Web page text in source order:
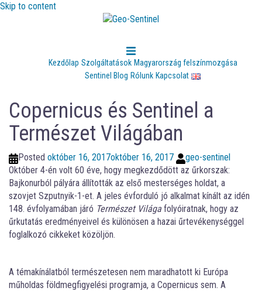
Skip to content
Kezdőlap Szolgáltatások Magyarország felszínmozgása
Sentinel Blog Rólunk Kapcsolat
Copernicus és Sentinel a
Természet Világában
Posted október 16, 2017október 16, 2017
geo-sentinel
Október 4-én volt 60 éve, hogy megkezdődött az űrkorszak:
Bajkonurból pályára állították az első mesterséges holdat, a
szovjet Szputnyik-1-et. A jeles évforduló jó alkalmat kínált az idén
148. évfolyamában járó Természet Világafolyóiratnak, hogy az
űrkutatás eredményeivel és különösen a hazai űrtevékenységgel
foglalkozó cikkeket közöljön.
A témakínálatból természetesen nem maradhatott ki Európa
műholdas földmegfigyelési programja, a Copernicus sem. A